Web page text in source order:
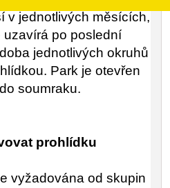
v jednotlivých měsících,
po poslední
jednotlivých okruhů
Park je otevřen
soumraku.
prohlídku
vyžadována od skupin